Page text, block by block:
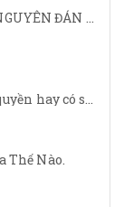
THÔNG BÁO LỊCH NGHỈ TẾT NGUYÊN ĐÁN 2019
Nên chọn In lịch tết 2019 độc quyền hay có sẵn?
Thế Nào.